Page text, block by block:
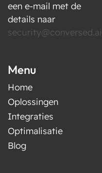
een e-mail met de
details naar
security@conversed.ai
Menu
Home
Oplossingen
Integraties
Optimalisatie
Blog